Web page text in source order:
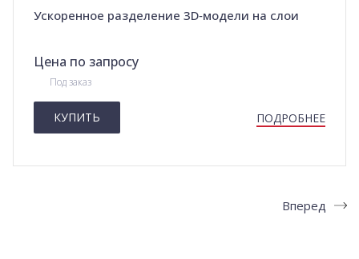
Ускоренное разделение 3D‑модели на слои
Цена по запросу
Под заказ
КУПИТЬ ПОДРОБНЕЕ
Вперед